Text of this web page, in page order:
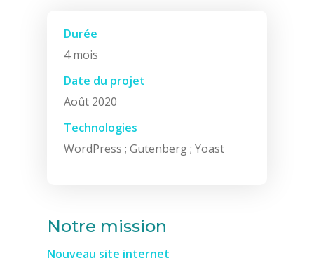
Durée
4 mois
Date du projet
Août 2020
Technologies
WordPress ; Gutenberg ; Yoast
Notre mission
Nouveau site internet